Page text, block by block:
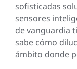
sofisticadas
sensores
de vanguardia
sabe cómo
ámbito donde